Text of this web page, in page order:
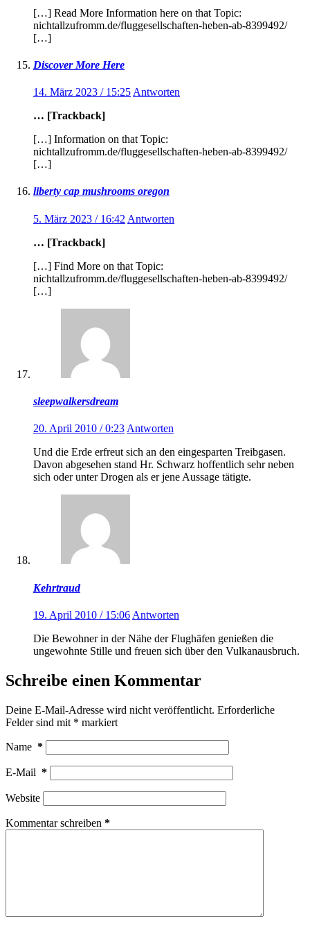
[…] Read More Information here on that Topic:
nichtallzufromm.de/fluggesellschaften-heben-ab-8399492/
[…]
Discover More Here
14. März 2023 / 15:25 Antworten
… [Trackback]
[…] Information on that Topic:
nichtallzufromm.de/fluggesellschaften-heben-ab-8399492/
[…]
liberty cap mushrooms oregon
5. März 2023 / 16:42 Antworten
… [Trackback]
[…] Find More on that Topic:
nichtallzufromm.de/fluggesellschaften-heben-ab-8399492/
[…]
sleepwalkersdream
20. April 2010 / 0:23 Antworten
Und die Erde erfreut sich an den eingesparten Treibgasen.
Davon abgesehen stand Hr. Schwarz hoffentlich sehr neben
sich oder unter Drogen als er jene Aussage tätigte.
Kehrtraud
19. April 2010 / 15:06 Antworten
Die Bewohner in der Nähe der Flughäfen genießen die
ungewohnte Stille und freuen sich über den Vulkanausbruch.
Schreibe einen Kommentar
Deine E-Mail-Adresse wird nicht veröffentlicht. Erforderliche
Felder sind mit * markiert
Name *
E-Mail *
Website
Kommentar schreiben *